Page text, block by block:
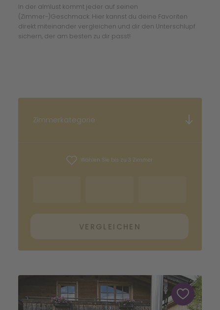
In der almlust kommt jeder auf seinen
(Zimmer-)Geschmack. Hier kannst du deine Favoriten
direkt miteinander vergleichen und dir den Unterschlupf
sichern, der am besten zu dir passt!
Zimmerkategorie
Wählen Sie bis zu 3 Zimmer
VERGLEICHEN